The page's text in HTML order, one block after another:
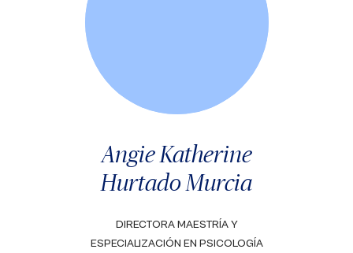
Angie Katherine
Hurtado Murcia
DIRECTORA MAESTRÍA Y
ESPECIALIZACIÓN EN PSICOLOGÍA